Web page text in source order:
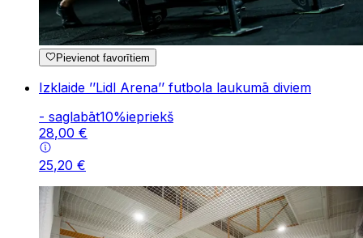
Pievienot favorītiem
Izklaide ’’Lidl Arena’’ futbola laukumā diviem
- saglabāt10%iepriekš
28,00 €
25,20 €